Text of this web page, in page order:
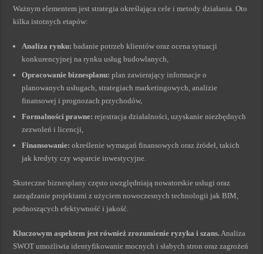
Ważnym elementem jest strategia określająca cele i metody działania. Oto
kilka istotnych etapów:
Analiza rynku: badanie potrzeb klientów oraz ocena sytuacji
konkurencyjnej na rynku usług budowlanych,
Opracowanie biznesplanu: plan zawierający informacje o
planowanych usługach, strategiach marketingowych, analizie
finansowej i prognozach przychodów,
Formalności prawne: rejestracja działalności, uzyskanie niezbędnych
zezwoleń i licencji,
Finansowanie: określenie wymagań finansowych oraz źródeł, takich
jak kredyty czy wsparcie inwestycyjne.
Skuteczne biznesplany często uwzględniają nowatorskie usługi oraz
zarządzanie projektami z użyciem nowoczesnych technologii jak BIM,
podnoszących efektywność i jakość.
Kluczowym aspektem jest również zrozumienie ryzyka i szans.Analiza
SWOT umożliwia identyfikowanie mocnych i słabych stron oraz zagrożeń